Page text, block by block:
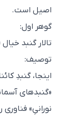
اصیل است.
گوهر اول:
تالار گنبد خیال (The Dome of Phantasm)
توصیف:
اینجا، گنبدِ
«گنبدهای
نورانیِ» فناوری